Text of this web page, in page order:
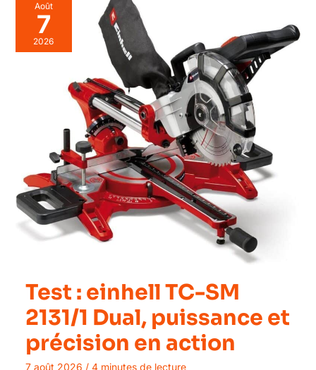
Août
7
2026
Test : einhell TC-SM
2131/1 Dual, puissance et
précision en action
7 août 2026 / 4 minutes de lecture